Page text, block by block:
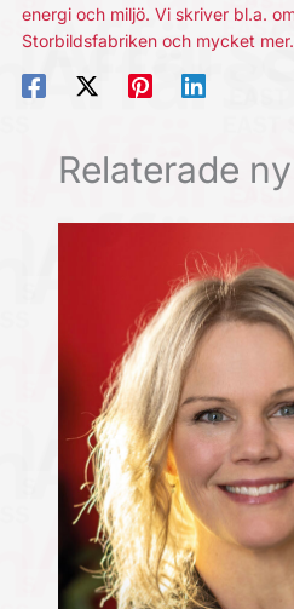
energi och miljö. Vi skriver bl.a.
Storbildsfabriken och mycket mer.
Relaterade